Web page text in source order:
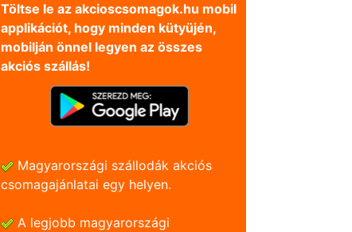
Töltse le az akcioscsomagok.hu mobil
applikációt, hogy minden kütyüjén,
mobilján önnel legyen az összes
akciós szállás!
Magyarországi szállodák akciós
csomagajánlatai egy helyen.
A legjobb magyarországi